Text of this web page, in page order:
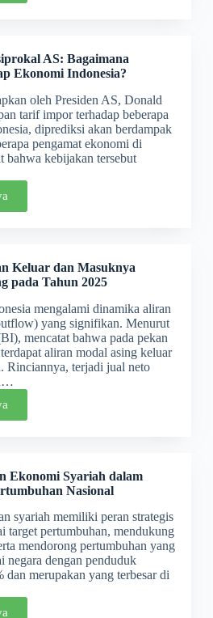
AS: Bagaimana
Ekonomi Indonesia?
oleh Presiden AS, Donald
tarif impor terhadap beberapa
diprediksi akan berdampak
pengamat ekonomi di
bahwa kebijakan tersebut
Keluar dan Masuknya
pada Tahun 2025
mengalami dinamika aliran
yang signifikan. Menurut
mencatat bahwa pada pekan
aliran modal asing keluar
Rinciannya, terjadi jual neto
Ekonomi Syariah dalam
Nasional
syariah memiliki peran strategis
target pertumbuhan, mendukung
mendorong pertumbuhan yang
negara dengan penduduk
dan merupakan yang terbesar di